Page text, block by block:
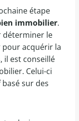
étape
immobilier.
déterminer le
pour acquérir la
il est conseillé
Celui-ci
sur des